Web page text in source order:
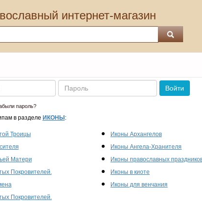
интернет-магазин
Пароль
Войти
пароль?
в разделе ИКОНЫ :
Троицы
Матери
Покровителей.
Покровителей.
Иконы Архангелов
Иконы Ангела-Хранителя
Иконы православных
Иконы в киоте
Иконы для венчания